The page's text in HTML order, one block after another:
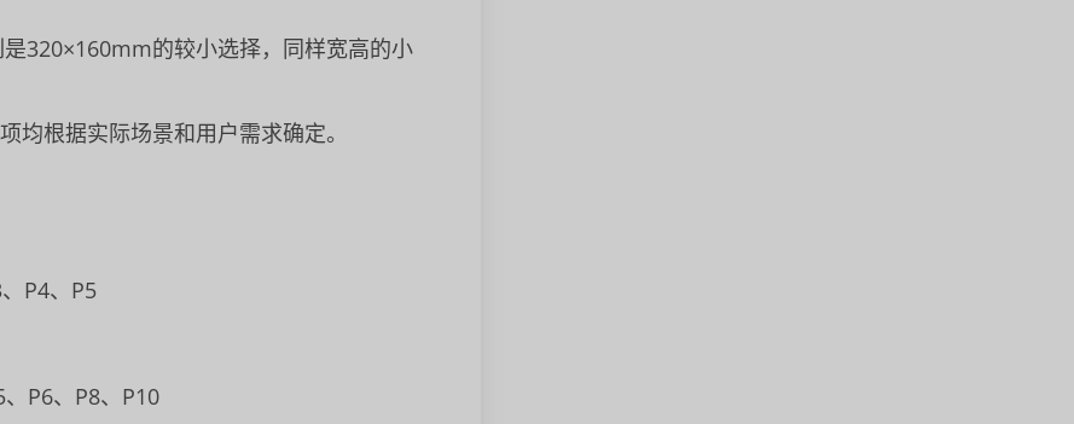
320×160mm的较小选择，同样宽高的小
均根据实际场景和用户需求确定。
P4、P5
P6、P8、P10